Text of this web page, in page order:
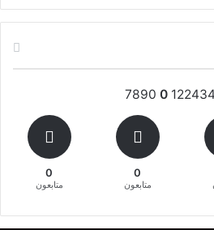
0
0
متابعون
0
متابعون